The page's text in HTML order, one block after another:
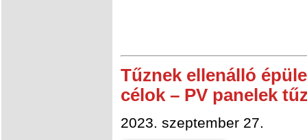
Tűznek ellenálló
célok – PV panelek
2023. szeptember 27.